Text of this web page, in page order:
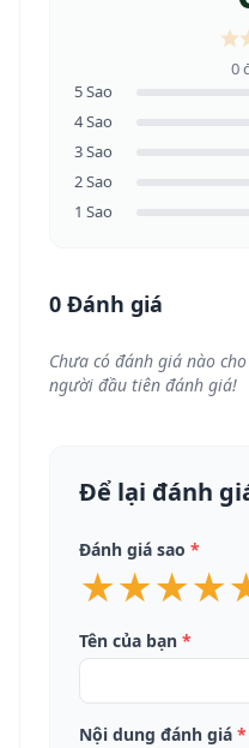
0
5 Sao
4 Sao
3 Sao
2 Sao
1 Sao
0 Đánh giá
Chưa có đánh giá nào
người đầu tiên đánh giá!
Để lại đánh
Đánh giá sao *
★
★
★
★
Tên của bạn *
Nội dung đánh giá *